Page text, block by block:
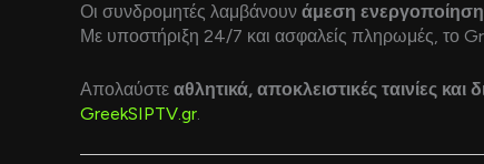
Οι συνδρομητές λαμβάνουν άμεση ενεργοποίηση
Με υποστήριξη 24/7 και ασφαλείς πληρωμές, το
Απολαύστε αθλητικά, αποκλειστικές ταινίες και
GreekSIPTV.gr